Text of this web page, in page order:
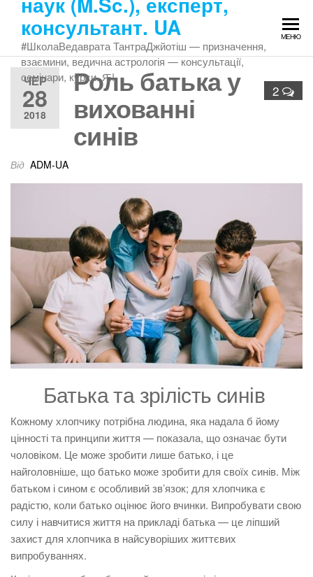
Перейти
змістуконсультант. UA
#ШколаВедаврата ТантраДжйотіш — призначення,
взаємини, ведична астрологія — консультації,
семінари, курси. Ԙ!
МЕНЮ
ЧЕР
28
2018
2
Роль батька у
вихованні
синів
Від ADM-UA
Батька та зрілість синів
Кожному хлопчику потрібна людина, яка надала б йому
цінності та принципи життя — показала, що означає бути
чоловіком. Це може зробити лише батько, і це
найголовніше, що батько може зробити для своїх синів. Між
батьком і сином є особливий зв’язок; для хлопчика є
радістю, коли батько оцінює його вчинки. Випробувати свою
силу і навчитися життя на прикладі батька — це ліпший
захист для хлопчика в найсуворіших життєвих
випробуваннях.